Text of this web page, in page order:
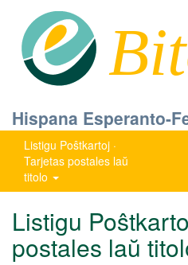
Hispana Esperanto-
Listigu Poŝtkartoj ·
Tarjetas postales laŭ
titolo
Listigu
postales laŭ